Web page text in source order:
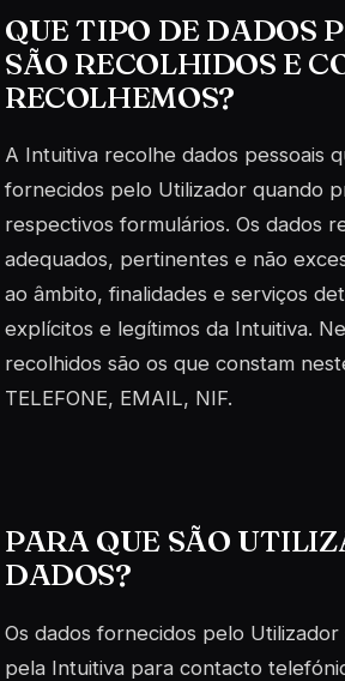
QUE TIPO DE DADOS
SÃO RECOLHIDOS E
RECOLHEMOS?
A Intuitiva recolhe dados pessoais
fornecidos pelo Utilizador quando
respectivos formulários. Os dados
adequados, pertinentes e não
ao âmbito, finalidades e serviços
explícitos e legítimos da Intuitiva.
recolhidos são os que constam
TELEFONE, EMAIL, NIF.
PARA QUE SÃO
DADOS?
Os dados fornecidos pelo Utilizador
pela Intuitiva para contacto